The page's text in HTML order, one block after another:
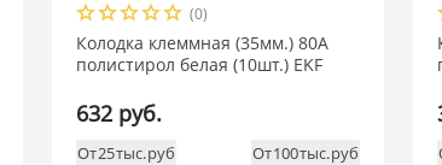
(0)
Колодка клеммная (35мм.) 80А
полистирол белая (10шт.) EKF
632 руб.
От 25 тыс. руб
От 100 тыс. руб